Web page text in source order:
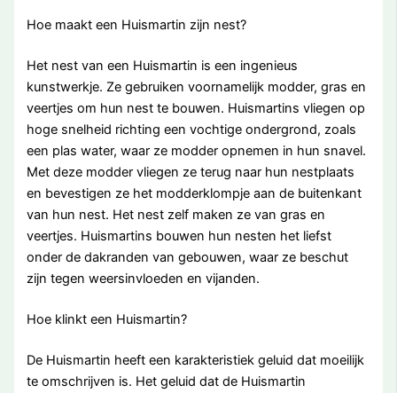
Hoe maakt een Huismartin zijn nest?
Het nest van een Huismartin is een ingenieus
kunstwerkje. Ze gebruiken voornamelijk modder, gras en
veertjes om hun nest te bouwen. Huismartins vliegen op
hoge snelheid richting een vochtige ondergrond, zoals
een plas water, waar ze modder opnemen in hun snavel.
Met deze modder vliegen ze terug naar hun nestplaats
en bevestigen ze het modderklompje aan de buitenkant
van hun nest. Het nest zelf maken ze van gras en
veertjes. Huismartins bouwen hun nesten het liefst
onder de dakranden van gebouwen, waar ze beschut
zijn tegen weersinvloeden en vijanden.
Hoe klinkt een Huismartin?
De Huismartin heeft een karakteristiek geluid dat moeilijk
te omschrijven is. Het geluid dat de Huismartin